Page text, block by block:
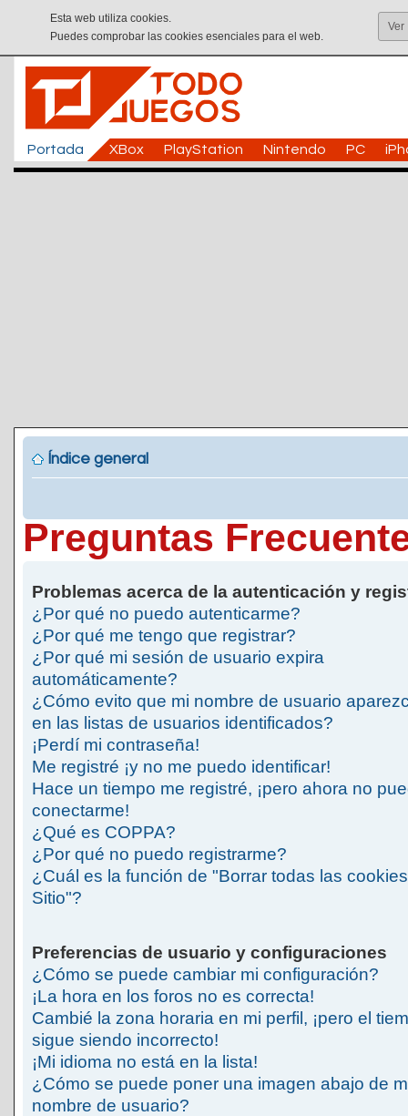
Esta web utiliza cookies.
Puedes comprobar las cookies esenciales para el web.
Ver
Portada XBox PlayStation Nintendo PC
Índice general
Preguntas
Problemas acerca de la autenticación y
¿Por qué no puedo autenticarme?
¿Por qué me tengo que registrar?
¿Por qué mi sesión de usuario expira
automáticamente?
¿Cómo evito que mi nombre de usuario
en las listas de usuarios identificados?
¡Perdí mi contraseña!
Me registré ¡y no me puedo identificar!
Hace un tiempo me registré, ¡pero ahora no
conectarme!
¿Qué es COPPA?
¿Por qué no puedo registrarme?
¿Cuál es la función de "Borrar todas las
Sitio"?
Preferencias de usuario y configuraciones
¿Cómo se puede cambiar mi configuración?
¡La hora en los foros no es correcta!
Cambié la zona horaria en mi perfil, ¡pero el
sigue siendo incorrecto!
¡Mi idioma no está en la lista!
¿Cómo se puede poner una imagen abajo de
nombre de usuario?